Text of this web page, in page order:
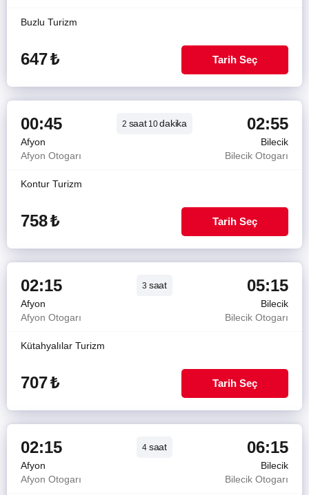
Buzlu Turizm
647₺ Tarih Seç
00:45 2 saat10dakika 02:55
Afyon
Bilecik
Afyon Otogarı
Bilecik Otogarı
Kontur Turizm
758₺ Tarih Seç
02:15 3 saat 05:15
Afyon
Bilecik
Afyon Otogarı
Bilecik Otogarı
Kütahyalılar Turizm
707₺ Tarih Seç
02:15 4 saat 06:15
Afyon
Bilecik
Afyon Otogarı
Bilecik Otogarı